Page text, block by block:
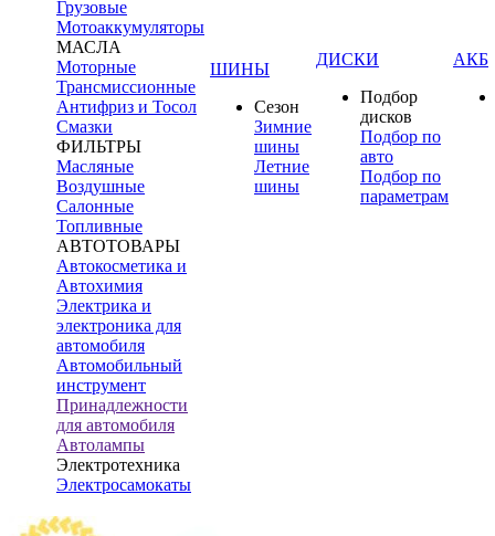
Грузовые
Мотоаккумуляторы
МАСЛА
Моторные
Трансмиссионные
Антифриз и Тосол
Смазки
ФИЛЬТРЫ
Масляные
Воздушные
Салонные
Топливные
АВТОТОВАРЫ
Автокосметика и
Автохимия
Электрика и
электроника для
автомобиля
Автомобильный
инструмент
Принадлежности
для автомобиля
Автолампы
Электротехника
Электросамокаты
ШИНЫ
Сезон
Зимние
шины
Летние
шины
ДИСКИ
Подбор
дисков
Подбор по
авто
Подбор по
параметрам
АКБ